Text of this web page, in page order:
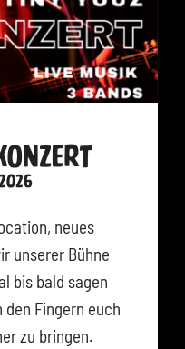
neues
unserer Bühne
bis bald sagen
Fingern euch
zu bringen.